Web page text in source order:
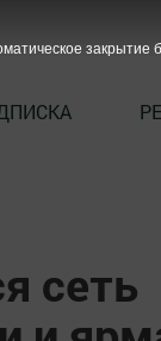
сеть
закрытие